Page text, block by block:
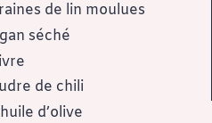
de lin moulues
séché
de chili
d’olive